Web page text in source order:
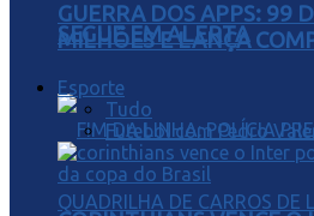
SEGUE EM ALERTA
GUERRA DOS APPS: 99
MILHÕES E LANÇA
Esporte
Tudo
Futebol com Pedro